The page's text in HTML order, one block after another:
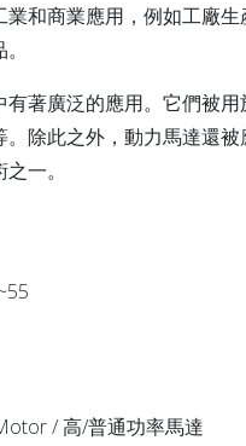
和商業應用，例如工廠
著廣泛的應用。它們被
。除此之外，動力馬達還
一。
/ 高/普通功率馬達